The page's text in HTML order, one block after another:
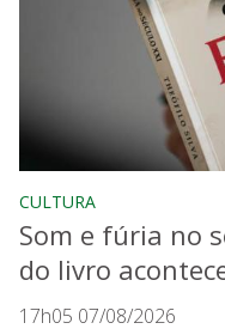
CULTURA
Som e fúria no
do livro
17h05 07/08/2026